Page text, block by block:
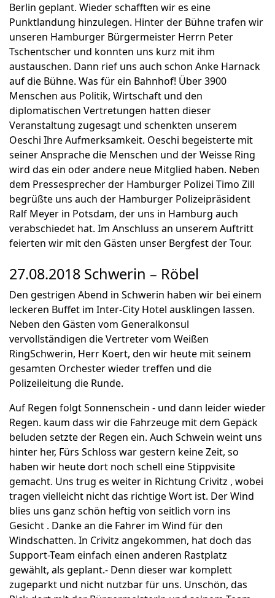
Berlin geplant. Wieder schafften wir es eine
Punktlandung hinzulegen. Hinter der Bühne trafen wir
unseren Hamburger Bürgermeister Herrn Peter
Tschentscher und konnten uns kurz mit ihm
austauschen. Dann rief uns auch schon Anke Harnack
auf die Bühne. Was für ein Bahnhof! Über 3900
Menschen aus Politik, Wirtschaft und den
diplomatischen Vertretungen hatten dieser
Veranstaltung zugesagt und schenkten unserem
Oeschi Ihre Aufmerksamkeit. Oeschi begeisterte mit
seiner Ansprache die Menschen und der Weisse Ring
wird das ein oder andere neue Mitglied haben. Neben
dem Pressesprecher der Hamburger Polizei Timo Zill
begrüßte uns auch der Hamburger Polizeipräsident
Ralf Meyer in Potsdam, der uns in Hamburg auch
verabschiedet hat. Im Anschluss an unserem Auftritt
feierten wir mit den Gästen unser Bergfest der Tour.
27.08.2018 Schwerin – Röbel
Den gestrigen Abend in Schwerin haben wir bei einem
leckeren Buffet im Inter-City Hotel ausklingen lassen.
Neben den Gästen vom Generalkonsul
vervollständigen die Vertreter vom Weißen
RingSchwerin, Herr Koert, den wir heute mit seinem
gesamten Orchester wieder treffen und die
Polizeileitung die Runde.
Auf Regen folgt Sonnenschein - und dann leider wieder
Regen. kaum dass wir die Fahrzeuge mit dem Gepäck
beluden setzte der Regen ein. Auch Schwein weint uns
hinter her, Fürs Schloss war gestern keine Zeit, so
haben wir heute dort noch schell eine Stippvisite
gemacht. Uns trug es weiter in Richtung Crivitz , wobei
tragen vielleicht nicht das richtige Wort ist. Der Wind
blies uns ganz schön heftig von seitlich vorn ins
Gesicht . Danke an die Fahrer im Wind für den
Windschatten. In Crivitz angekommen, hat doch das
Support-Team einfach einen anderen Rastplatz
gewählt, als geplant.- Denn dieser war komplett
zugeparkt und nicht nutzbar für uns. Unschön, das